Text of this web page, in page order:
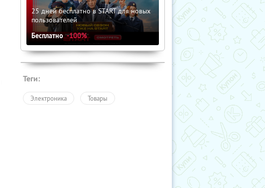
25 дней бесплатно в START для новых
пользователей
Бесплатно -100%
Теги:
Электроника Товары